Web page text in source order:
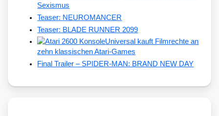
Sexismus
Teaser: NEUROMANCER
Teaser: BLADE RUNNER 2099
Universal kauft Filmrechte an
zehn klassischen Atari-Games
Final Trailer – SPIDER-MAN: BRAND NEW DAY